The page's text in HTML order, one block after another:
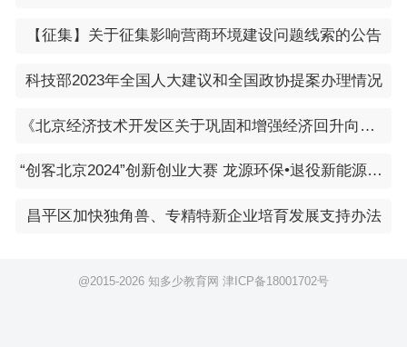
【征集】关于征集影响营商环境建设问题线索的公告
科技部2023年全国人大建议和全国政协提案办理情况
《北京经济技术开发区关于巩固和增强经济回升向好态势的若干措施》
“创客北京2024”创新创业大赛 龙源环保•退役新能源装备资源化专项赛 项目征集通知
昌平区加快独角兽、专精特新企业培育发展支持办法
@2015-2026 知多少教育网 津ICP备18001702号